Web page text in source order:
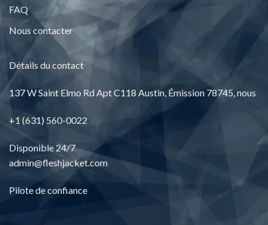
FAQ
Nous contacter
Détails du contact
137W Saint Elmo Rd Apt C118 Austin, Émission 78745, nous
+1 (631) 560-0022
Disponible 24/7
admin@fleshjacket.com
Pilote de confiance